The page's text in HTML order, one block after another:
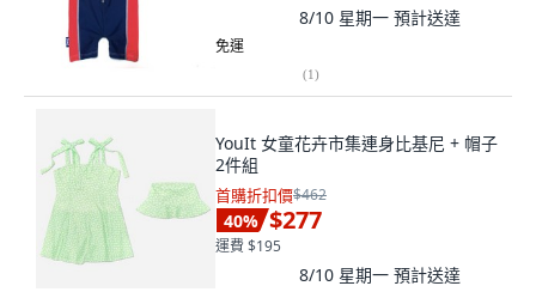
8/10 星期一 預計送達
免運
(1)
YouIt 女童花卉市集連身比基尼 + 帽子
2件組
首購折扣價$462
40% $277
運費 $195
8/10 星期一 預計送達